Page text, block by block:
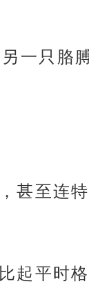
一只胳
甚至连
起平时